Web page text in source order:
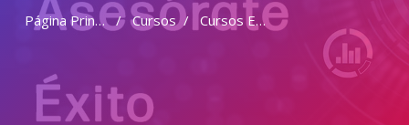
Página Principal Cursos Cursos Externos